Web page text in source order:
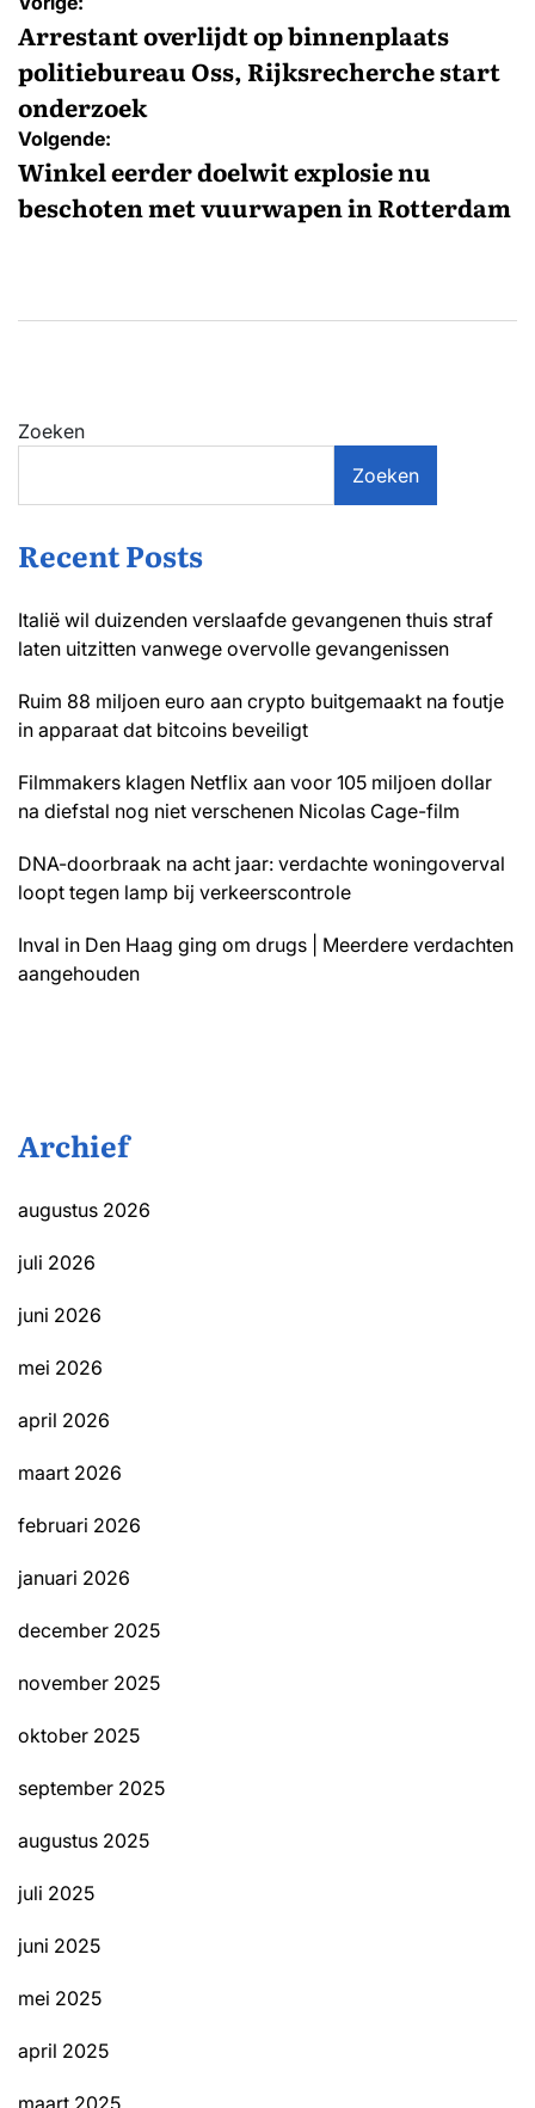
navigatie
Arrestant overlijdt op binnenplaats
politiebureau Oss, Rijksrecherche start
onderzoek
Volgende:
Winkel eerder doelwit explosie nu
beschoten met vuurwapen in Rotterdam
Zoeken
Zoeken
Recent Posts
Italië wil duizenden verslaafde gevangenen thuis straf
laten uitzitten vanwege overvolle gevangenissen
Ruim 88 miljoen euro aan crypto buitgemaakt na foutje
in apparaat dat bitcoins beveiligt
Filmmakers klagen Netflix aan voor 105 miljoen dollar
na diefstal nog niet verschenen Nicolas Cage-film
DNA-doorbraak na acht jaar: verdachte woningoverval
loopt tegen lamp bij verkeerscontrole
Inval in Den Haag ging om drugs | Meerdere verdachten
aangehouden
Archief
augustus 2026
juli 2026
juni 2026
mei 2026
april 2026
maart 2026
februari 2026
januari 2026
december 2025
november 2025
oktober 2025
september 2025
augustus 2025
juli 2025
juni 2025
mei 2025
april 2025
maart 2025